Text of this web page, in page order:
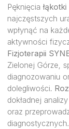
Pęknięcia
najczęstszych
wpłynąć na
aktywności
Fizjoterapii
Zielonej Górze,
diagnozowaniu
dolegliwości.
dokładnej
oraz